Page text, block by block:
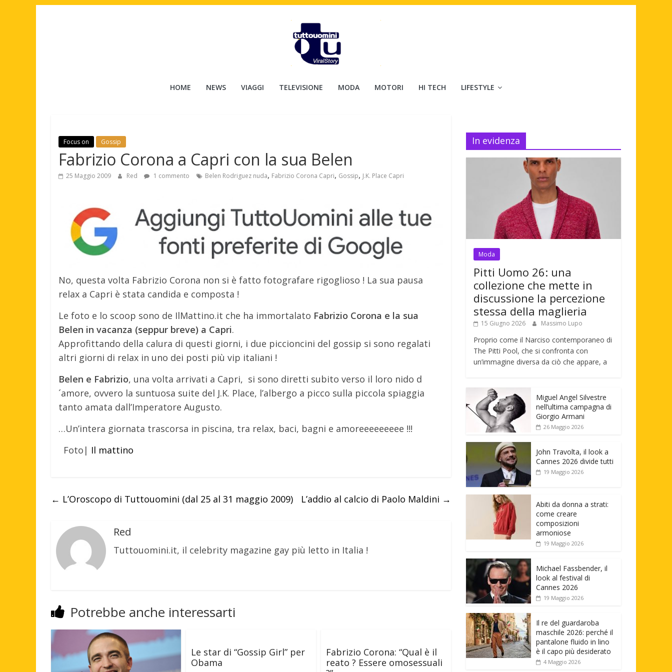
Tuttouomini
Motori,
gay
news
HOME NEWS VIAGGI TELEVISIONE MODA MOTORI HI TECH LIFESTYLE
Focus on Gossip
Fabrizio Corona a Capri con la sua Belen
25 Maggio 2009 Red 1 commento Belen Rodriguez nuda, Fabrizio Corona Capri, Gossip, J.K. Place Capri
No, questa volta Fabrizio Corona non si è fatto fotografare rigoglioso ! La sua pausa
relax a Capri è stata candida e composta !
Le foto e lo scoop sono de IlMattino.it che ha immortalato Fabrizio Corona e la sua
Belen in vacanza (seppur breve) a Capri.
Approfittando della calura di questi giorni, i due piccioncini del gossip si sono regalati
altri giorni di relax in uno dei posti più vip italiani !
Belen e Fabrizio, una volta arrivati a Capri, si sono diretti subito verso il loro nido d
´amore, ovvero la suntuosa suite del J.K. Place, l’albergo a picco sulla piccola spiaggia
tanto amata dall’Imperatore Augusto.
…Un’intera giornata trascorsa in piscina, tra relax, baci, bagni e amoreeeeeeeee !!!
Foto| Il mattino
← L’Oroscopo di Tuttouomini (dal 25 al 31 maggio 2009) L’addio al calcio di Paolo Maldini →
Red
Tuttouomini.it, il celebrity magazine gay più letto in Italia !
Potrebbe anche interessarti
Le star di “Gossip Girl” per
Obama
Fabrizio Corona: “Qual è il
reato ? Essere omosessuali
In evidenza
Moda
Pitti Uomo 26: una
collezione che mette in
discussione la percezione
stessa della maglieria
15 Giugno 2026 Massimo Lupo
Proprio come il Narciso contemporaneo di
The Pitti Pool, che si confronta con
un’immagine diversa da ciò che appare, a
Miguel Angel Silvestre
nell’ultima campagna di
Giorgio Armani
26 Maggio 2026
John Travolta, il look a
Cannes 2026 divide tutti
19 Maggio 2026
Abiti da donna a strati:
come creare
composizioni
armoniose
19 Maggio 2026
Michael Fassbender, il
look al festival di
Cannes 2026
19 Maggio 2026
Il re del guardaroba
maschile 2026: perché il
pantalone fluido in lino
è il capo più desiderato
4 Maggio 2026